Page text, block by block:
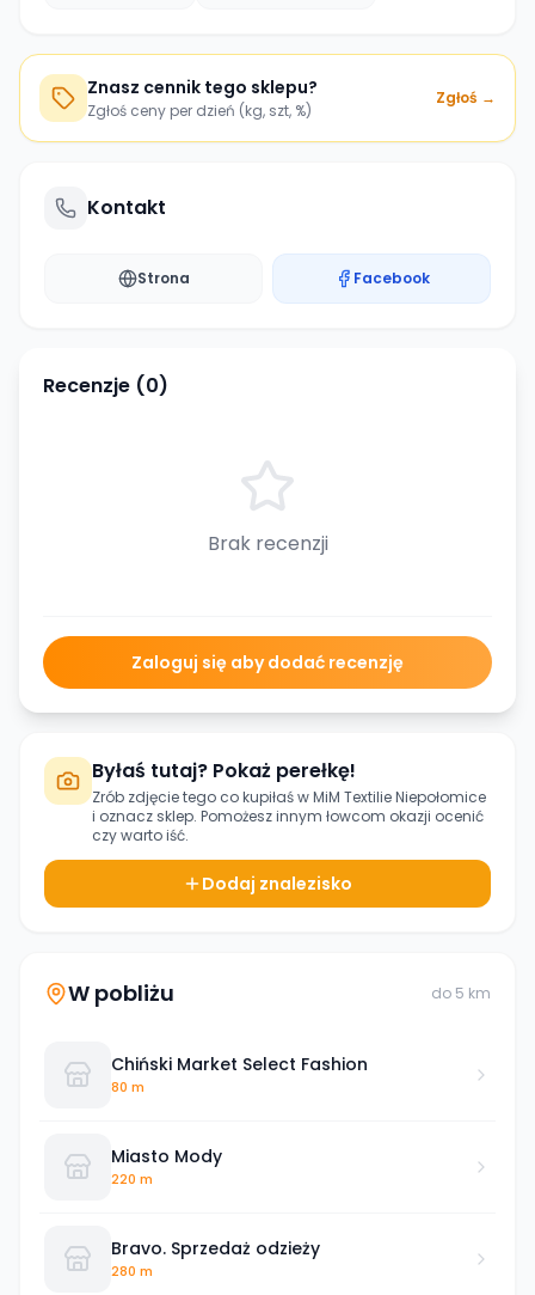
Znasz cennik tego sklepu?
Zgłoś ceny per dzień (kg, szt, %)
Zgłoś →
Kontakt
Strona Facebook
Recenzje (0)
Brak recenzji
Zaloguj się aby dodać recenzję
Byłaś tutaj? Pokaż perełkę!
Zrób zdjęcie tego co kupiłaś wMiM Textilie Niepołomice
i oznacz sklep. Pomożesz innym łowcom okazji ocenić
czy warto iść.
Dodaj znalezisko
W pobliżu do 5 km
Chiński Market Select Fashion
80 m
Miasto Mody
220 m
Bravo. Sprzedaż odzieży
280 m